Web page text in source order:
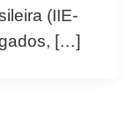
(IIE-
[…]